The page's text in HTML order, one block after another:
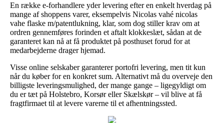
En række e-forhandlere yder levering efter en enkelt hverdag på
mange af shoppens varer, eksempelvis Nicolas vahé nicolas
vahe flaske m/patentlukning, klar, som dog stiller krav om at
ordren gennemføres forinden et aftalt klokkeslæt, sådan at de
garanteret kan nå at få produktet på posthuset forud for at
medarbejderne drager hjemad.
Visse online selskaber garanterer portofri levering, men tit kun
når du køber for en konkret sum. Alternativt må du overveje den
billigste leveringsmulighed, der mange gange – ligegyldigt om
du er tæt på Holstebro, Korsør eller Skælskør – vil blive at få
fragtfirmaet til at levere varerne til et afhentningssted.